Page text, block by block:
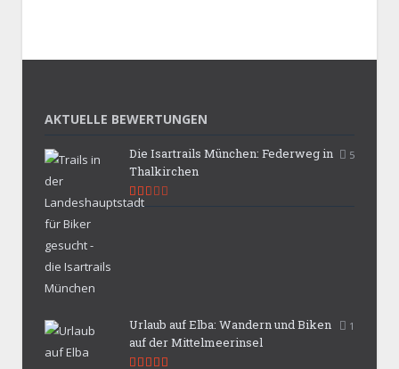
AKTUELLE BEWERTUNGEN
5
Die Isartrails München: Federweg in
Thalkirchen
1
Urlaub auf Elba: Wandern und Biken
auf der Mittelmeerinsel